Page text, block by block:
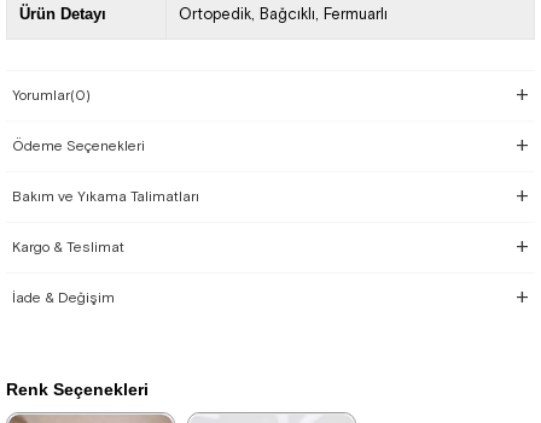
Ürün Detayı Ortopedik Bağcıklı Fermuarlı
Yorumlar(0)
Ödeme Seçenekleri
Bakım ve Yıkama Talimatları
Kargo & Teslimat
İade & Değişim
Renk Seçenekleri